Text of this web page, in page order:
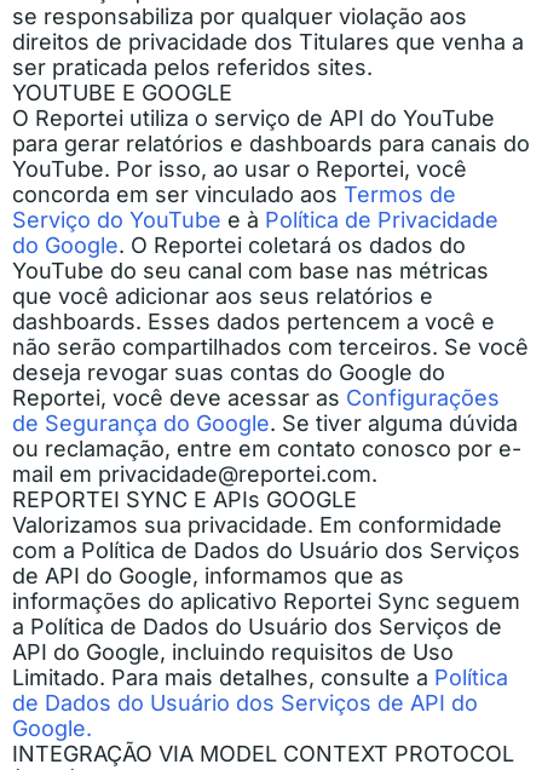
se responsabiliza por qualquer violação aos
direitos de privacidade dos Titulares que venha a
ser praticada pelos referidos sites.
YOUTUBE E GOOGLE
O Reportei utiliza o serviço de API do YouTube
para gerar relatórios e dashboards para canais do
YouTube. Por isso, ao usar o Reportei, você
concorda em ser vinculado aos Termos de
Serviço do YouTube e à Política de Privacidade
do Google. O Reportei coletará os dados do
YouTube do seu canal com base nas métricas
que você adicionar aos seus relatórios e
dashboards. Esses dados pertencem a você e
não serão compartilhados com terceiros. Se você
deseja revogar suas contas do Google do
Reportei, você deve acessar as Configurações
de Segurança do Google. Se tiver alguma dúvida
ou reclamação, entre em contato conosco por e-
mail em privacidade@reportei.com.
REPORTEI SYNC E APIs GOOGLE
Valorizamos sua privacidade. Em conformidade
com a Política de Dados do Usuário dos Serviços
de API do Google, informamos que as
informações do aplicativo Reportei Sync seguem
a Política de Dados do Usuário dos Serviços de
API do Google, incluindo requisitos de Uso
Limitado. Para mais detalhes, consulte a Política
de Dados do Usuário dos Serviços de API do
Google.
INTEGRAÇÃO VIA MODEL CONTEXT PROTOCOL